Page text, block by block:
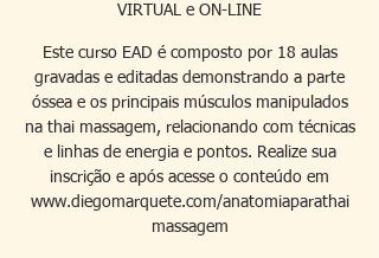
VIRTUAL e ON-LINE
Este curso EAD é composto por 18 aulas
gravadas e editadas demonstrando a parte
óssea e os principais músculos manipulados
na thai massagem, relacionando com técnicas
e linhas de energia e pontos. Realize sua
inscrição e após acesse o conteúdo em
www.diegomarquete.com/anatomiaparathai
massagem